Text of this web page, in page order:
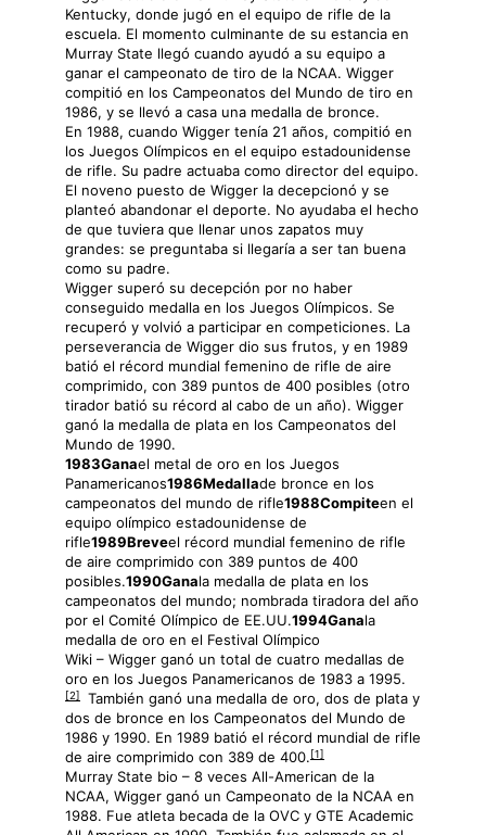
Kentucky, donde jugó en el equipo de rifle de la
escuela. El momento culminante de su estancia en
Murray State llegó cuando ayudó a su equipo a
ganar el campeonato de tiro de la NCAA. Wigger
compitió en los Campeonatos del Mundo de tiro en
1986, y se llevó a casa una medalla de bronce.
En 1988, cuando Wigger tenía 21 años, compitió en
los Juegos Olímpicos en el equipo estadounidense
de rifle. Su padre actuaba como director del equipo.
El noveno puesto de Wigger la decepcionó y se
planteó abandonar el deporte. No ayudaba el hecho
de que tuviera que llenar unos zapatos muy
grandes: se preguntaba si llegaría a ser tan buena
como su padre.
Wigger superó su decepción por no haber
conseguido medalla en los Juegos Olímpicos. Se
recuperó y volvió a participar en competiciones. La
perseverancia de Wigger dio sus frutos, y en 1989
batió el récord mundial femenino de rifle de aire
comprimido, con 389 puntos de 400 posibles (otro
tirador batió su récord al cabo de un año). Wigger
ganó la medalla de plata en los Campeonatos del
Mundo de 1990.
1983Ganael metal de oro en los Juegos
Panamericanos1986Medallade bronce en los
campeonatos del mundo de rifle1988Compiteen el
equipo olímpico estadounidense de
rifle1989Breveel récord mundial femenino de rifle
de aire comprimido con 389 puntos de 400
posibles.1990Ganala medalla de plata en los
campeonatos del mundo; nombrada tiradora del año
por el Comité Olímpico de EE.UU.1994Ganala
medalla de oro en el Festival Olímpico
Wiki – Wigger ganó un total de cuatro medallas de
oro en los Juegos Panamericanos de 1983 a 1995.
[2]
También ganó una medalla de oro, dos de plata y
dos de bronce en los Campeonatos del Mundo de
1986 y 1990. En 1989 batió el récord mundial de rifle
de aire comprimido con 389 de 400. [1]
Murray State bio – 8 veces All-American de la
NCAA, Wigger ganó un Campeonato de la NCAA en
1988. Fue atleta becada de la OVC y GTE Academic